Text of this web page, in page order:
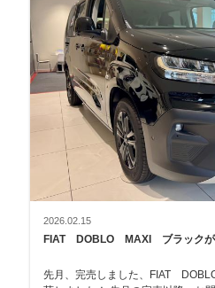
2026.02.15
FIAT DOBLO MAXI ブラックが
先月、完売しました、FIAT